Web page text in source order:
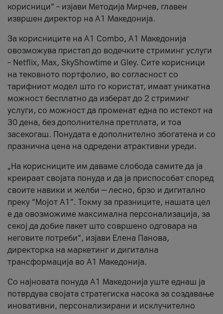
корисници“ – изјави Методија Мирчев, главен
извршен директор на А1 Македонија.
За корисниците на A1 Combo, А1 Македонија
овозможува пристап до водечките стриминг услуги
– Netflix, Max, SkyShowtime и Gley. Сите корисници
на тековното портфолио, во согласност со
тарифниот модел што го користат, имаат уникатна
можност бесплатно да изберат до 2 стриминг
услуги, со можност да променат една по истекот на
30 дена, без дополнителна претплата, и тоа
засекогаш. Понудата е дополнително збогатена и со
празнична цена на одредени атрактивни уреди.
„На корисниците им даваме слобода самите да ја
креираат својата понуда и да ја приспособат според
своите навики и желби — лесно, брзо и дигитално
преку “Мојот А1”. Токму за празниците, нашата цел
е да овозможиме максимална персонализација, за
секој да добие пакет што совршено одговара на
неговите потреби“, изјави Елена Панова,
директорка на маркетинг и дигитална
трансформација во А1 Македонија.
Со најновата понуда А1 Македонија уште еднаш ја
потврдува својата стратегиска насока за создавање
иновативни, персонализирани и исклучително